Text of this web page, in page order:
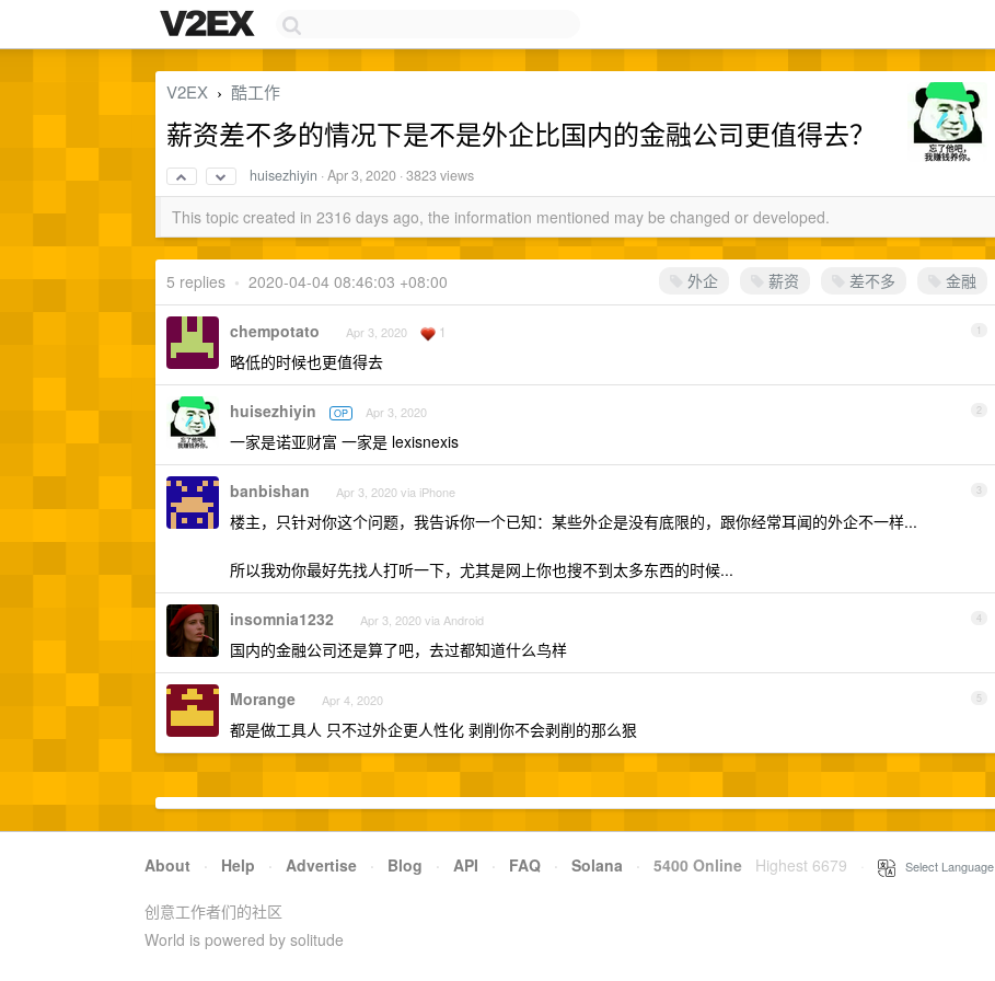
V2EX › 酷工作
薪资差不多的情况下是不是外企比国内的金融公司更值得去？
huisezhiyin ·Apr 3, 2020 · 3823 views
This topic created in 2316 days ago, the information mentioned may be changed or developed.
外企 薪资 差不多 金融
5 replies • 2020-04-04 08:46:03 +08:00
1
chempotato Apr 3, 2020 1
略低的时候也更值得去
2
huisezhiyin OP Apr 3, 2020
一家是诺亚财富 一家是 lexisnexis
3
banbishan Apr 3, 2020 via iPhone
楼主，只针对你这个问题，我告诉你一个已知：某些外企是没有底限的，跟你经常耳闻的外企不一样...
所以我劝你最好先找人打听一下，尤其是网上你也搜不到太多东西的时候...
4
insomnia1232 Apr 3, 2020 via Android
国内的金融公司还是算了吧，去过都知道什么鸟样
5
Morange Apr 4, 2020
都是做工具人 只不过外企更人性化 剥削你不会剥削的那么狠
About · Help · Advertise · Blog · API · FAQ · Solana · 5400 Online Highest 6679 Select Language
创意工作者们的社区
World is powered by solitude